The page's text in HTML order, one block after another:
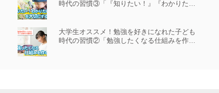
時代の習慣③「『知りたい！』『わかりた
大学生オススメ！勉強を好きになれた子ども
時代の習慣②「勉強したくなる仕組みを作